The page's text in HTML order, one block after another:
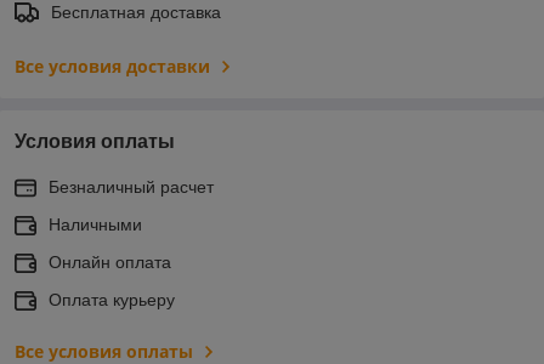
Бесплатная доставка
Все условия доставки
Условия оплаты
Безналичный расчет
Наличными
Онлайн оплата
Оплата курьеру
Все условия оплаты